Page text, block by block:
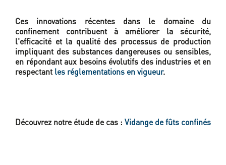
Ces innovations récentes dans le domaine du
confinement contribuent à améliorer la sécurité,
l'efficacité et la qualité des processus de production
impliquant des substances dangereuses ou sensibles,
en répondant aux besoins évolutifs des industries et en
respectantles réglementations en vigueur.
Découvrez notre étude de cas : Vidange de fûts confinés